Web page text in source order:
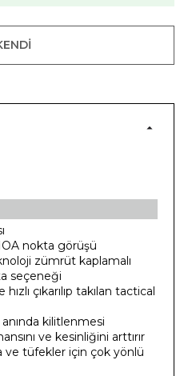
nokta görüşü
zümrüt kaplamalı
seçeneği
çıkarılıp takılan tactical
kilitlenmesi
ve kesinliğini arttırır
ve tüfekler için çok yönlü